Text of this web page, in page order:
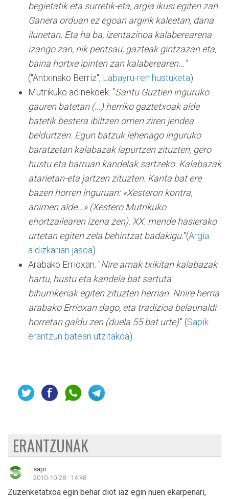
begietatik eta surretik-eta, argia ikusi egiten zan.
Ganera orduan ez egoan argirik kaleetan, dana
ilunetan. Eta ha ba, izentazinoa kalaberearena
izango zan, nik pentsau, gazteak gintzazan eta,
baina hortxe ipinten zan kalaberearen..."
("Antxinako Berriz", Labayru-ren hustuketa).
Mutrikuko adinekoek. "Santu Guztien inguruko
gauren batetan (...) herriko gaztetxoak alde
batetik bestera ibiltzen omen ziren jendea
beldurtzen. Egun batzuk lehenago inguruko
baratzetan kalabazak lapurtzen zituzten, gero
hustu eta barruan kandelak sartzeko. Kalabazak
atarietan-eta jartzen zituzten. Kanta bat ere
bazen horren inguruan: «Xesteron kontra,
animen alde...» (Xestero Mutrikuko
ehortzailearen izena zen). XX. mende hasierako
urtetan egiten zela behintzat badakigu."(Argia
aldizkarian jasoa).
Arabako Errioxan. "Nire amak txikitan kalabazak
hartu, hustu eta kandela bat sartuta
bihurrikeriak egiten zituzten herrian. Nnire herria
arabako Errioxan dago, eta tradizioa belaunaldi
horretan galdu zen (duela 55 bat urte)." (Sapik
erantzun batean utzitakoa).
ERANTZUNAK
sapi
2010-10-28 : 14:48
Zuzenketatxoa egin behar diot iaz egin nuen ekarpenari,